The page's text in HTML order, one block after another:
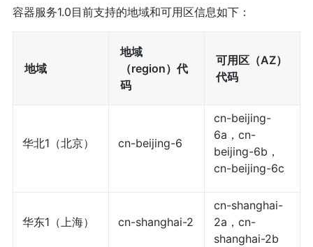
容器服务1.0目前支持的地域和可用区信息如下：
地域
地域
（region）代
码
可用区（AZ）
代码
华北1（北京） cn-beijing-6
cn-beijing-
6a，cn-
beijing-6b，
cn-beijing-6c
华东1（上海） cn-shanghai-2
cn-shanghai-
2a，cn-
shanghai-2b